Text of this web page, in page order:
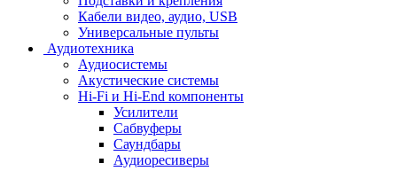
Кабели видео, аудио, USB
Универсальные пульты
Аудиотехника
Аудиосистемы
Акустические системы
Hi-Fi и Hi-End компоненты
Усилители
Сабвуферы
Саундбары
Аудиоресиверы